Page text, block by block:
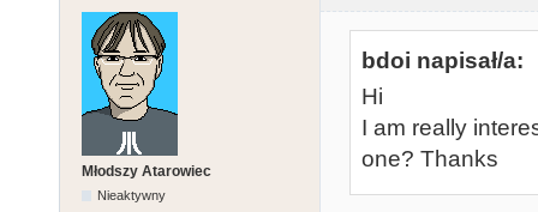
Młodszy Atarowiec
Nieaktywny
bdoi napisał/a:
Hi
I am really
one? Thanks